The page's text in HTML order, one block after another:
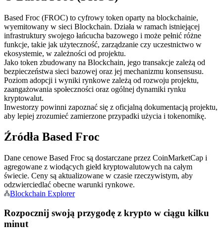
Kopiowanie Transakcji
Dołącz do najlepszych traderów
Ciesz się podziałem zysków i prowizjami z kopiowania
transakcji
Based Froc (FROC) to cyfrowy token oparty na blockchainie,
wyemitowany w sieci Blockchain. Działa w ramach istniejącej
infrastruktury swojego łańcucha bazowego i może pełnić różne
funkcje, takie jak użyteczność, zarządzanie czy uczestnictwo w
ekosystemie, w zależności od projektu.
Jako token zbudowany na Blockchain, jego transakcje zależą od
bezpieczeństwa sieci bazowej oraz jej mechanizmu konsensusu.
Poziom adopcji i wyniki rynkowe zależą od rozwoju projektu,
zaangażowania społeczności oraz ogólnej dynamiki rynku
kryptowalut.
Inwestorzy powinni zapoznać się z oficjalną dokumentacją projektu,
aby lepiej zrozumieć zamierzone przypadki użycia i tokenomikę.
Źródła Based Froc
Dane cenowe Based Froc są dostarczane przez CoinMarketCap i
agregowane z wiodących giełd kryptowalutowych na całym
świecie. Ceny są aktualizowane w czasie rzeczywistym, aby
odzwierciedlać obecne warunki rynkowe.
Blockchain Explorer
Rozpocznij swoją przygodę z krypto w ciągu kilku
minut